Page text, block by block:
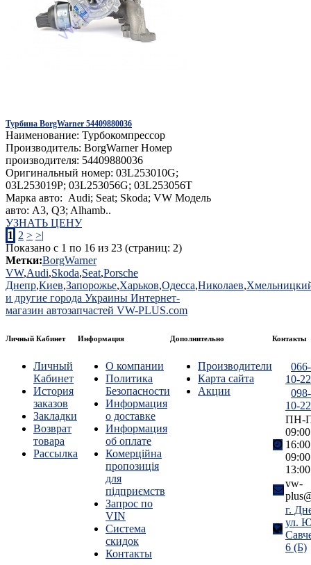
Турбина BorgWarner 54409880036
Наименование: Турбокомпрессор
Производитель: BorgWarner Номер
производителя: 54409880036
Оригинальный номер: 03L253010G;
03L253019P; 03L253056G; 03L253056T
Марка авто: Audi; Seat; Skoda; VW Модель
авто: A3, Q3; Alhamb..
УЗНАТЬ ЦЕНУ
1 2 > >|
Показано с 1 по 16 из 23 (страниц: 2)
Метки:BorgWarner
VW,Audi,Skoda,Seat,Porsche
Днепр,Киев,Запорожье,Харьков,Одесса,Николаев,
и другие города Украины Интернет-
магазин автозапчастей VW-PLUS.com
Личный Кабинет
Личный
Кабинет
История
заказов
Закладки
Возврат
товара
Рассылка
Информация
О компании
Политика
Безопасности
Информация
о доставке
Информация
об оплате
Комерційна
пропозиція
для
підприємств
Запрос по
VIN
Система
скидок
Контакты
Дополнительно
Производители
Карта сайта
Акции
Контакты
10-22
10-22
ПН-
13:00
vw-
г.
ул.
6 (Б)